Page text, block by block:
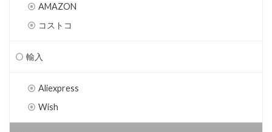
AMAZON
コストコ
輸入
Aliexpress
Wish